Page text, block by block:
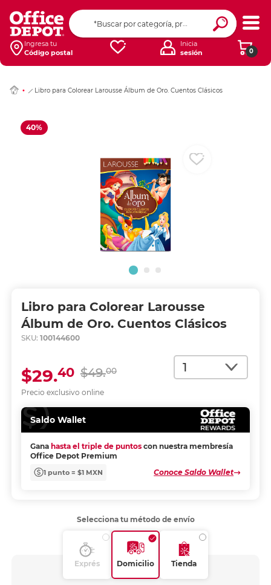
Ingresa tu
Código postal
0
Inicia
sesión
Libro para Colorear Larousse Álbum de Oro. Cuentos Clásicos
40%
Libro para Colorear Larousse
Álbum de Oro. Cuentos Clásicos
SKU: 100144600
Cantidad
Precio exclusivo online
$49.00
$29.40
Saldo Wallet
Gana hasta el triple de puntos con nuestra membresía
Office Depot Premium
1 punto = $1 MXN Conoce Saldo Wallet
Ingresar Codigo
Selecciona tu método de envío
Exprés Domicilio Tienda